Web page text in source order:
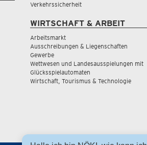
Verkehrssicherheit
WIRTSCHAFT & ARBEIT
Arbeitsmarkt
Ausschreibungen & Liegenschaften
Gewerbe
Wettwesen und Landesausspielungen mit
Glücksspielautomaten
Wirtschaft, Tourismus & Technologie